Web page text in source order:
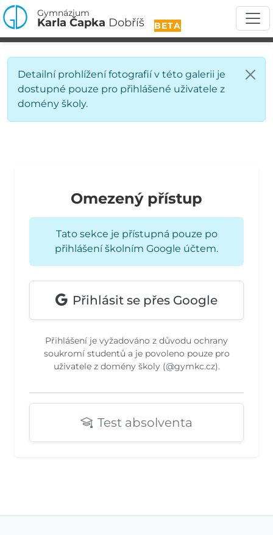
Gymnázium
BETA
Karla Čapka Dobříš
Detailní prohlížení fotografií v této galerii je
dostupné pouze pro přihlášené uživatele z
domény školy.
Omezený přístup
Tato sekce je přístupná pouze po
přihlášení školním Google účtem.
Přihlásit se přes Google
Přihlášení je vyžadováno z důvodu ochrany
soukromí studentů a je povoleno pouze pro
uživatele z domény školy (@gymkc.cz).
Test absolventa